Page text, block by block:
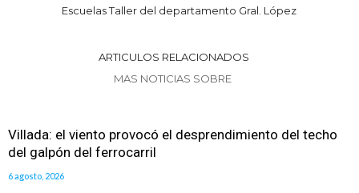
Escuelas Taller del departamento Gral. López
ARTICULOS RELACIONADOS
MAS NOTICIAS SOBRE
Villada: el viento provocó el desprendimiento del techo
del galpón del ferrocarril
6 agosto, 2026